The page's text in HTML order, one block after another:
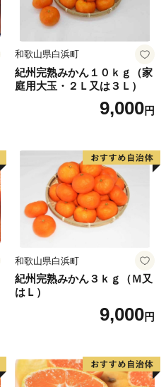
和歌山県白浜町
紀州完熟みかん１０ｋｇ（家
庭用大玉・２Ｌ又は３Ｌ）
9,000円
和歌山県白浜町
紀州完熟みかん３ｋｇ（Ｍ又
はＬ）
9,000円